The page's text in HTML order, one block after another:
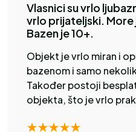
Vlasnici su vrlo
vrlo prijateljski. More
Bazen je 10+.
Objekt je vrlo miran i
bazenom i samo
Također postoji
objekta, što je vrlo